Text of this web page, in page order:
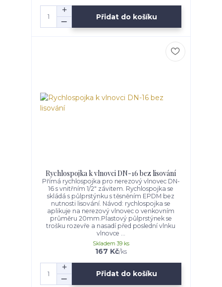
Přidat do košíku
Rychlospojka k vlnovci DN-16 bez lisování
Přímá rychlospojka pro nerezový vlnovec DN-
16 s vnitřním 1/2" závitem. Rychlospojka se
skládá s půlprstýnku s těsněním EPDM bez
nutnosti lisování. Návod: rychlospojka se
aplikuje na nerezový vlnovec o venkovním
průměru 20mm.Plastový půlprstýnek se
trošku rozevře a nasadí před poslední vlnku
vlnovce ...
167 Kč/ks
Skladem 39 ks
Přidat do košíku